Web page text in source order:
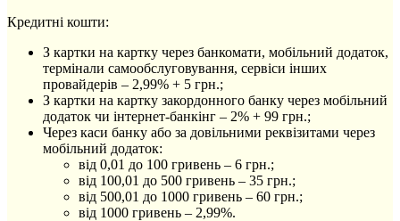
Кредитні кошти:
З картки на картку через банкомати, мобільний додаток,
термінали самообслуговування, сервіси інших
провайдерів – 2,99% + 5 грн.;
З картки на картку закордонного банку через мобільний
додаток чи інтернет-банкінг – 2% + 99 грн.;
Через каси банку або за довільними реквізитами через
мобільний додаток:
від 0,01 до 100 гривень – 6 грн.;
від 100,01 до 500 гривень – 35 грн.;
від 500,01 до 1000 гривень – 60 грн.;
від 1000 гривень – 2,99%.